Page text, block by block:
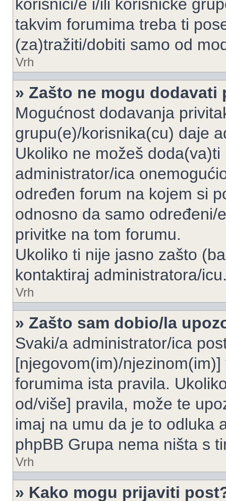
korisnici/e i/ili korisničke
takvim forumima treba ti
(za)tražiti/dobiti samo od
Vrh
» Zašto ne mogu dodavati
Mogućnost dodavanja
grupu(e)/korisnika(cu) daje
Ukoliko ne možeš
administrator/ica
određen forum na kojem si
odnosno da samo određeni/
privitke na tom forumu.
Ukoliko ti nije jasno zašto
kontaktiraj administratora/
Vrh
» Zašto sam dobio/la
Svaki/a administrator/ica
[njegovom(im)/
forumima ista pravila.
od/više] pravila, može te
imaj na umu da je to odluka
phpBB Grupa nema ništa s
Vrh
» Kako mogu prijaviti